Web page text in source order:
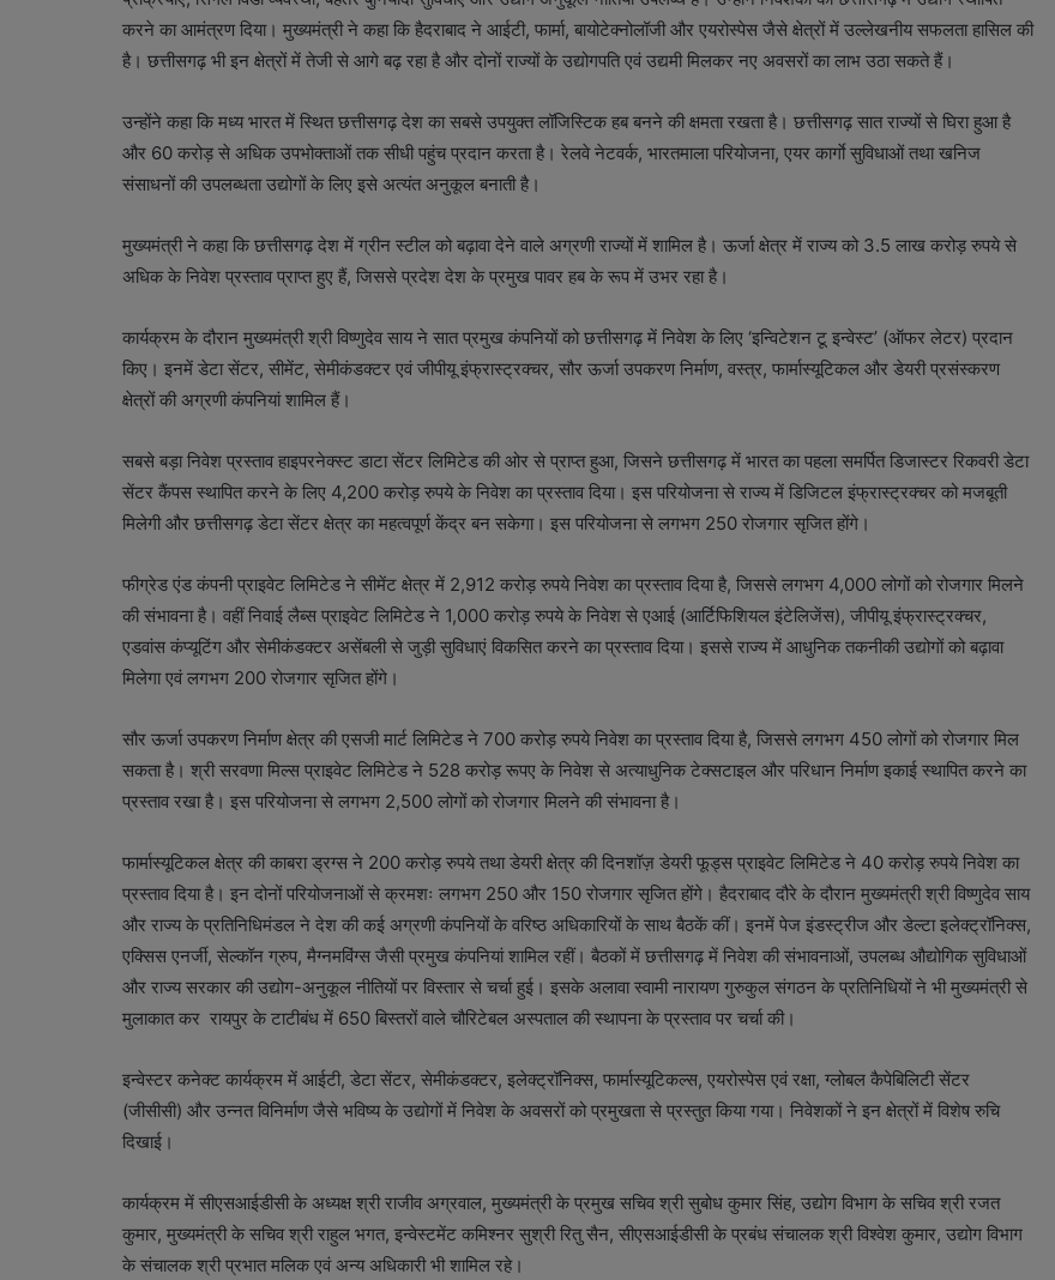
करने का आमंत्रण दिया। मुख्यमंत्री ने कहा कि हैदराबाद ने आईटी, फार्मा, बायोटेक्नोलॉजी और एयरोस्पेस जैसे क्षेत्रों में उल्लेखनीय सफलता हासिल की
है। छत्तीसगढ़ भी इन क्षेत्रों में तेजी से आगे बढ़ रहा है और दोनों राज्यों के उद्योगपति एवं उद्यमी मिलकर नए अवसरों का लाभ उठा सकते हैं।
उन्होंने कहा कि मध्य भारत में स्थित छत्तीसगढ़ देश का सबसे उपयुक्त लॉजिस्टिक हब बनने की क्षमता रखता है। छत्तीसगढ़ सात राज्यों से घिरा हुआ है
और 60 करोड़ से अधिक उपभोक्ताओं तक सीधी पहुंच प्रदान करता है। रेलवे नेटवर्क, भारतमाला परियोजना, एयर कार्गाे सुविधाओं तथा खनिज
संसाधनों की उपलब्धता उद्योगों के लिए इसे अत्यंत अनुकूल बनाती है।
मुख्यमंत्री ने कहा कि छत्तीसगढ़ देश में ग्रीन स्टील को बढ़ावा देने वाले अग्रणी राज्यों में शामिल है। ऊर्जा क्षेत्र में राज्य को 3.5 लाख करोड़ रुपये से
अधिक के निवेश प्रस्ताव प्राप्त हुए हैं, जिससे प्रदेश देश के प्रमुख पावर हब के रूप में उभर रहा है।
कार्यक्रम के दौरान मुख्यमंत्री श्री विष्णुदेव साय ने सात प्रमुख कंपनियों को छत्तीसगढ़ में निवेश के लिए ‘इन्विटेशन टू इन्वेस्ट’ (ऑफर लेटर) प्रदान
किए। इनमें डेटा सेंटर, सीमेंट, सेमीकंडक्टर एवं जीपीयू इंफ्रास्ट्रक्चर, सौर ऊर्जा उपकरण निर्माण, वस्त्र, फार्मास्यूटिकल और डेयरी प्रसंस्करण
क्षेत्रों की अग्रणी कंपनियां शामिल हैं।
सबसे बड़ा निवेश प्रस्ताव हाइपरनेक्स्ट डाटा सेंटर लिमिटेड की ओर से प्राप्त हुआ, जिसने छत्तीसगढ़ में भारत का पहला समर्पित डिजास्टर रिकवरी डेटा
सेंटर कैंपस स्थापित करने के लिए 4,200 करोड़ रुपये के निवेश का प्रस्ताव दिया। इस परियोजना से राज्य में डिजिटल इंफ्रास्ट्रक्चर को मजबूती
मिलेगी और छत्तीसगढ़ डेटा सेंटर क्षेत्र का महत्वपूर्ण केंद्र बन सकेगा। इस परियोजना से लगभग 250 रोजगार सृजित होंगे।
फीग्रेड एंड कंपनी प्राइवेट लिमिटेड ने सीमेंट क्षेत्र में 2,912 करोड़ रुपये निवेश का प्रस्ताव दिया है, जिससे लगभग 4,000 लोगों को रोजगार मिलने
की संभावना है। वहीं निवाई लैब्स प्राइवेट लिमिटेड ने 1,000 करोड़ रुपये के निवेश से एआई (आर्टिफिशियल इंटेलिजेंस), जीपीयू इंफ्रास्ट्रक्चर,
एडवांस कंप्यूटिंग और सेमीकंडक्टर असेंबली से जुड़ी सुविधाएं विकसित करने का प्रस्ताव दिया। इससे राज्य में आधुनिक तकनीकी उद्योगों को बढ़ावा
मिलेगा एवं लगभग 200 रोजगार सृजित होंगे।
सौर ऊर्जा उपकरण निर्माण क्षेत्र की एसजी मार्ट लिमिटेड ने 700 करोड़ रुपये निवेश का प्रस्ताव दिया है, जिससे लगभग 450 लोगों को रोजगार मिल
सकता है। श्री सरवणा मिल्स प्राइवेट लिमिटेड ने 528 करोड़ रूपए के निवेश से अत्याधुनिक टेक्सटाइल और परिधान निर्माण इकाई स्थापित करने का
प्रस्ताव रखा है। इस परियोजना से लगभग 2,500 लोगों को रोजगार मिलने की संभावना है।
फार्मास्यूटिकल क्षेत्र की काबरा ड्रग्स ने 200 करोड़ रुपये तथा डेयरी क्षेत्र की दिनशॉज़ डेयरी फूड्स प्राइवेट लिमिटेड ने 40 करोड़ रुपये निवेश का
प्रस्ताव दिया है। इन दोनों परियोजनाओं से क्रमशः लगभग 250 और 150 रोजगार सृजित होंगे। हैदराबाद दौरे के दौरान मुख्यमंत्री श्री विष्णुदेव साय
और राज्य के प्रतिनिधिमंडल ने देश की कई अग्रणी कंपनियों के वरिष्ठ अधिकारियों के साथ बैठकें कीं। इनमें पेज इंडस्ट्रीज और डेल्टा इलेक्ट्रॉनिक्स,
एक्सिस एनर्जी, सेल्कॉन ग्रुप, मैग्नमविंग्स जैसी प्रमुख कंपनियां शामिल रहीं। बैठकों में छत्तीसगढ़ में निवेश की संभावनाओं, उपलब्ध औद्योगिक सुविधाओं
और राज्य सरकार की उद्योग-अनुकूल नीतियों पर विस्तार से चर्चा हुई। इसके अलावा स्वामी नारायण गुरुकुल संगठन के प्रतिनिधियों ने भी मुख्यमंत्री से
मुलाकात कर रायपुर के टाटीबंध में 650 बिस्तरों वाले चौरिटेबल अस्पताल की स्थापना के प्रस्ताव पर चर्चा की।
इन्वेस्टर कनेक्ट कार्यक्रम में आईटी, डेटा सेंटर, सेमीकंडक्टर, इलेक्ट्रॉनिक्स, फार्मास्यूटिकल्स, एयरोस्पेस एवं रक्षा, ग्लोबल कैपेबिलिटी सेंटर
(जीसीसी) और उन्नत विनिर्माण जैसे भविष्य के उद्योगों में निवेश के अवसरों को प्रमुखता से प्रस्तुत किया गया। निवेशकों ने इन क्षेत्रों में विशेष रुचि
दिखाई।
कार्यक्रम में सीएसआईडीसी के अध्यक्ष श्री राजीव अग्रवाल, मुख्यमंत्री के प्रमुख सचिव श्री सुबोध कुमार सिंह, उद्योग विभाग के सचिव श्री रजत
कुमार, मुख्यमंत्री के सचिव श्री राहुल भगत, इन्वेस्टमेंट कमिश्नर सुश्री रितु सैन, सीएसआईडीसी के प्रबंध संचालक श्री विश्वेश कुमार, उद्योग विभाग
के संचालक श्री प्रभात मलिक एवं अन्य अधिकारी भी शामिल रहे।